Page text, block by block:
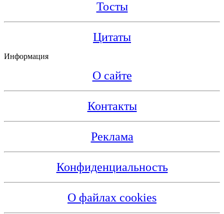
Тосты
Цитаты
Информация
О сайте
Контакты
Реклама
Конфиденциальность
О файлах cookies